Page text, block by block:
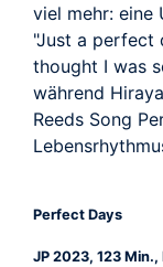
viel mehr: eine
"Just a perfect
thought I was
während
Reeds Song
Perfect Days
JP 2023, 123 Min.,